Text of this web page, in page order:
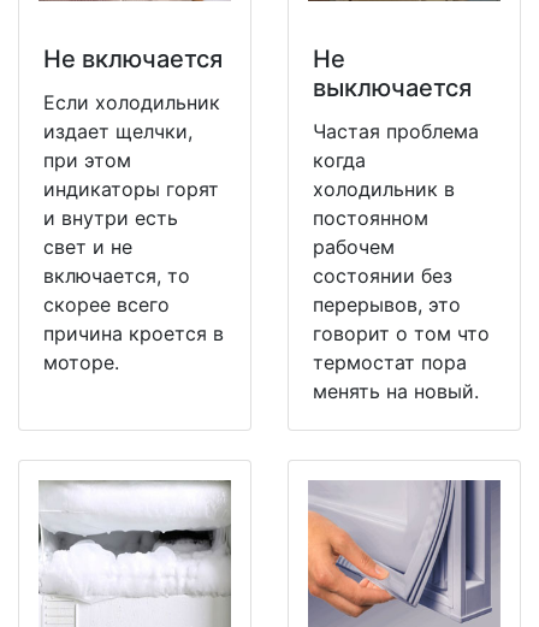
Не включается
Если холодильник
издает щелчки,
при этом
индикаторы горят
и внутри есть
свет и не
включается, то
скорее всего
причина кроется в
моторе.
Не
выключается
Частая проблема
когда
холодильник в
постоянном
рабочем
состоянии без
перерывов, это
говорит о том что
термостат пора
менять на новый.